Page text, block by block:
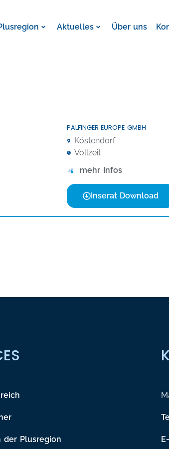
Aktuelles Über uns
PALFINGER EUROPE GMBH
Köstendorf
Vollzeit
mehr Infos
Inserat Download
der Plusregion